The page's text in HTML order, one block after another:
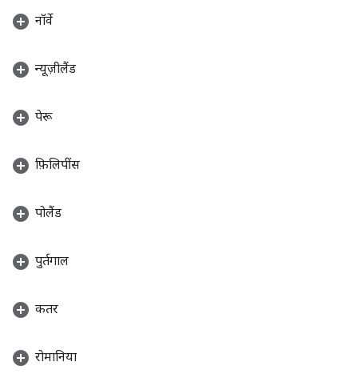
नॉर्वे
न्यूज़ीलैंड
पेरू
फ़िलिपींस
पोलैंड
पुर्तगाल
कतर
रोमानिया